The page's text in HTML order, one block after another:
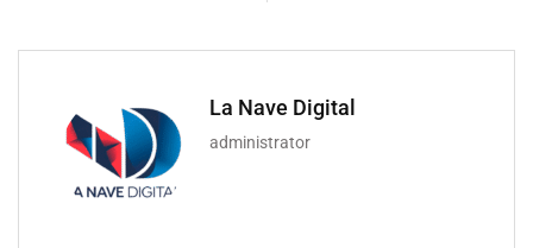
La Nave Digital
administrator